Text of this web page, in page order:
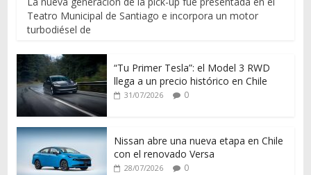
Teatro Municipal de Santiago e incorpora un motor
turbodiésel de
“Tu Primer Tesla”: el Model 3 RWD
llega a un precio histórico en Chile
31/07/2026 0
Nissan abre una nueva etapa en Chile
con el renovado Versa
28/07/2026 0